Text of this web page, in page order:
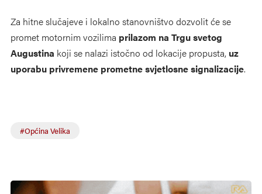
Za hitne slučajeve i lokalno stanovništvo dozvolit će se
promet motornim vozilima prilazom na Trgu svetog
Augustina koji se nalazi istočno od lokacije propusta, uz
uporabu privremene prometne svjetlosne signalizacije.
#Općina Velika